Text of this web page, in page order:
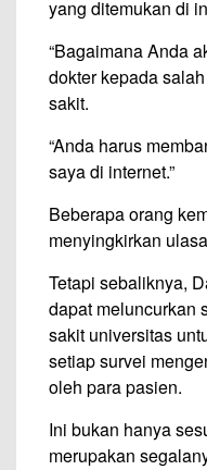
yang ditemukan di
“Bagaimana Anda
dokter kepada
sakit.
“Anda harus
saya di internet.”
Beberapa orang
menyingkirkan
Tetapi sebaliknya,
dapat meluncurkan
sakit universitas
setiap survei
oleh para pasien.
Ini bukan hanya
merupakan